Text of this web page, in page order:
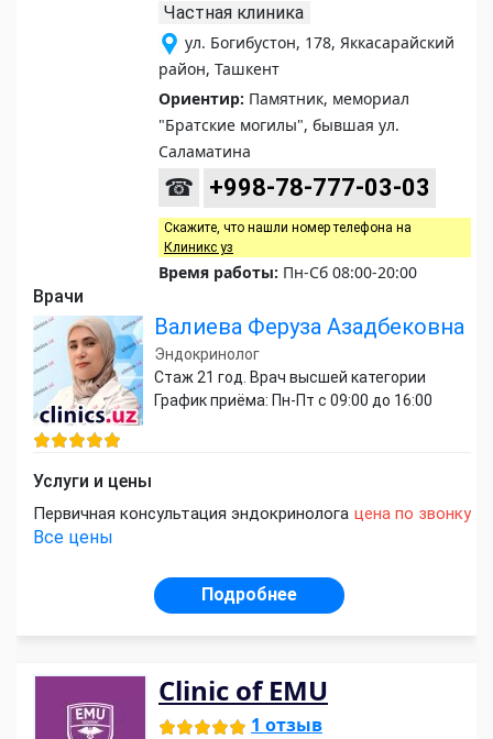
Частная клиника
ул. Богибустон, 178, Яккасарайский
район, Ташкент
Ориентир: Памятник, мемориал
"Братские могилы", бывшая ул.
Саламатина
☎ +998-78-777-03-03
Скажите, что нашли номер телефона на
Клиникс уз
Время работы: Пн-Сб 08:00-20:00
Врачи
Валиева Феруза Азадбековна
Эндокринолог
Стаж 21 год. Врач высшей категории
График приёма: Пн-Пт с 09:00 до 16:00
Услуги и цены
Первичная консультация эндокринолога цена по звонку
Все цены
Подробнее
Clinic of EMU
1 отзыв